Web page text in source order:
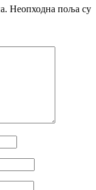
Неопходна поља су